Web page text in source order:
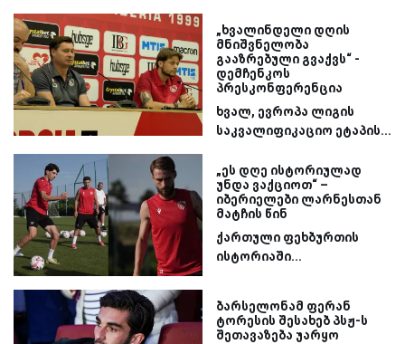
„ხვალინდელი დღის
მნიშვნელობა
გააზრებული გვაქვს“ -
დემჩენკოს
პრესკონფერენცია
ხვალ, ევროპა ლიგის
საკვალიფიკაციო ეტაპის...
„ეს დღე ისტორიულად
უნდა ვაქციოთ“ –
იბერიელები ლარნესთან
მატჩის წინ
ქართული ფეხბურთის
ისტორიაში...
ბარსელონამ ფერან
ტორესის შესახებ პსჟ-ს
შეთავაზება უარყო